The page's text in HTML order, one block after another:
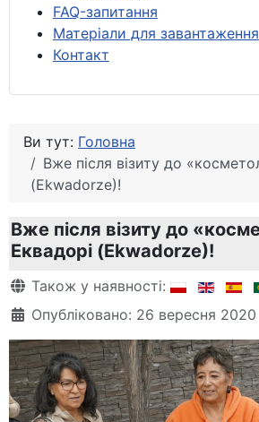
FAQ-запитання
Матеріали для завантаження
Контакт
Ви тут: Головна
Вже після візиту до
(Ekwadorze)!
Вже після візиту до
Еквадорі (Ekwadorze)!
Деталі
Також у наявності:
Опубліковано: 26 вересня 2020